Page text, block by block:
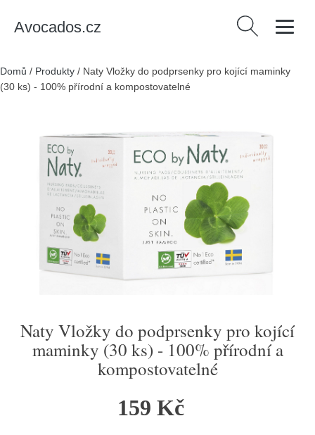
Avocados.cz Vyhledávání
Domů / Produkty / Naty Vložky do podprsenky pro kojící maminky
(30 ks) - 100% přírodní a kompostovatelné
Naty Vložky do podprsenky pro kojící
maminky (30 ks) - 100% přírodní a
kompostovatelné
159 Kč